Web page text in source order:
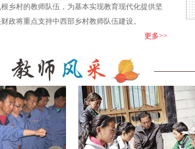
乡村的教师队伍，为基本实现教育现代化提供坚
政将重点支持中西部乡村教师队伍建设。
更多>>